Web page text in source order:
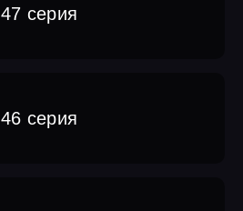
47 серия
46 серия